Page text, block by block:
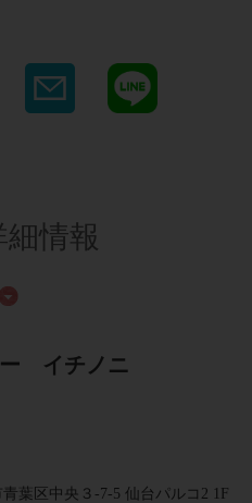
細情報
ー イチノニ
葉区中央３-7-5 仙台パルコ2 1F